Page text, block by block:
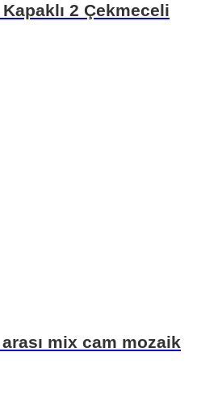
2 Çekmeceli
mix cam mozaik